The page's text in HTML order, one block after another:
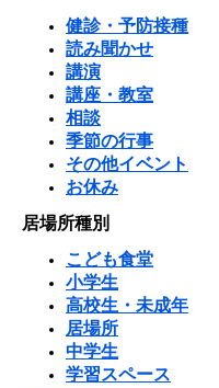
健診・予防接種
読み聞かせ
講演
講座・教室
相談
季節の行事
その他イベント
お休み
居場所種別
こども食堂
小学生
高校生・未成年
居場所
中学生
学習スペース